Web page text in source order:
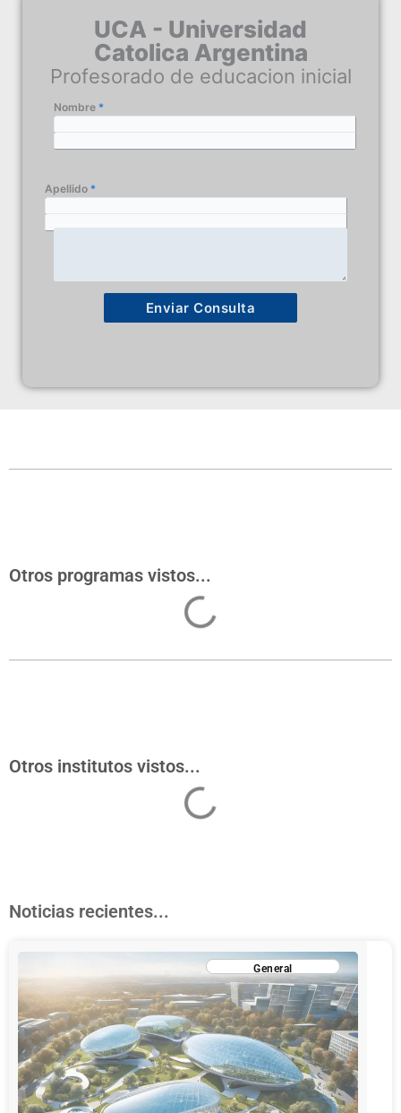
UCA - Universidad
Catolica Argentina
Profesorado de educacion inicial
Nombre *
Apellido *
Enviar Consulta
Otros programas vistos...
Otros institutos vistos...
Noticias recientes...
General